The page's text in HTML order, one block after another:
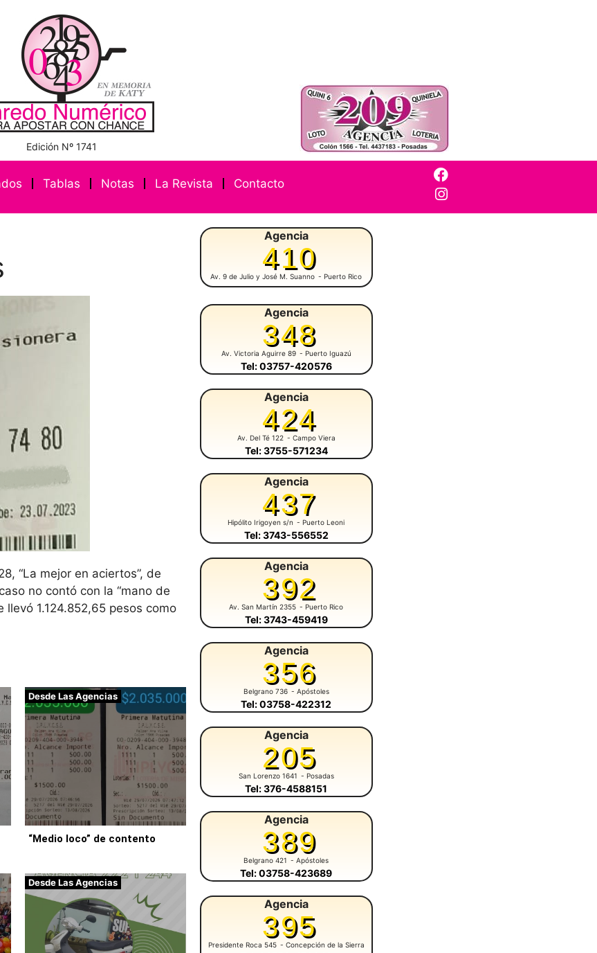
Edición Nº 1741
Tablas Notas La Revista Contacto
“La mejor en aciertos”, de
no contó con la “mano de
llevó 1.124.852,65 pesos como
Desde Las Agencias
“Medio loco” de contento
Desde Las Agencias
Agencia
410
Av. 9 de Julio y José M. Suanno - Puerto Rico
Agencia
348
Av. Victoria Aguirre 89 - Puerto Iguazú
Tel: 03757-420576
Agencia
424
Av. Del Té 122 - Campo Viera
Tel: 3755-571234
Agencia
437
Hipólito Irigoyen s/n - Puerto Leoni
Tel: 3743-556552
Agencia
392
Av. San Martín 2355 - Puerto Rico
Tel: 3743-459419
Agencia
356
Belgrano 736 - Apóstoles
Tel: 03758-422312
Agencia
205
San Lorenzo 1641 - Posadas
Tel: 376-4588151
Agencia
389
Belgrano 421 - Apóstoles
Tel: 03758-423689
Agencia
395
Presidente Roca 545 - Concepción de la Sierra